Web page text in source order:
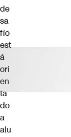
de
sa
fío
est
á
ori
en
ta
do
a
alu